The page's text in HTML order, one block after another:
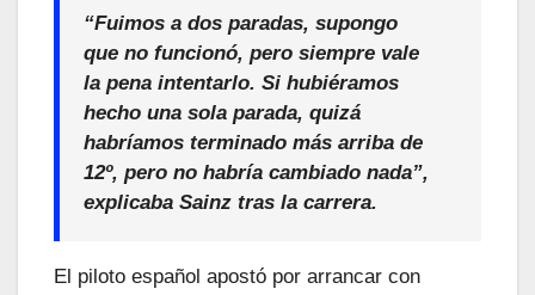
“Fuimos a dos paradas, supongo
que no funcionó, pero siempre vale
la pena intentarlo. Si hubiéramos
hecho una sola parada, quizá
habríamos terminado más arriba de
12º, pero no habría cambiado nada”,
explicaba Sainz tras la carrera.
El piloto español apostó por arrancar con